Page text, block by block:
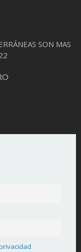
SON MAS